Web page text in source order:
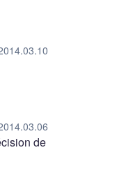
2014.03.10
2014.03.06
de